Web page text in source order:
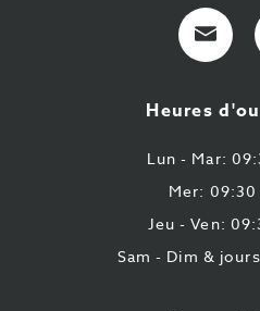
E-
Mail
Heures
Lun - Mar:
Mer:
Jeu - Ven:
Sam - Dim &